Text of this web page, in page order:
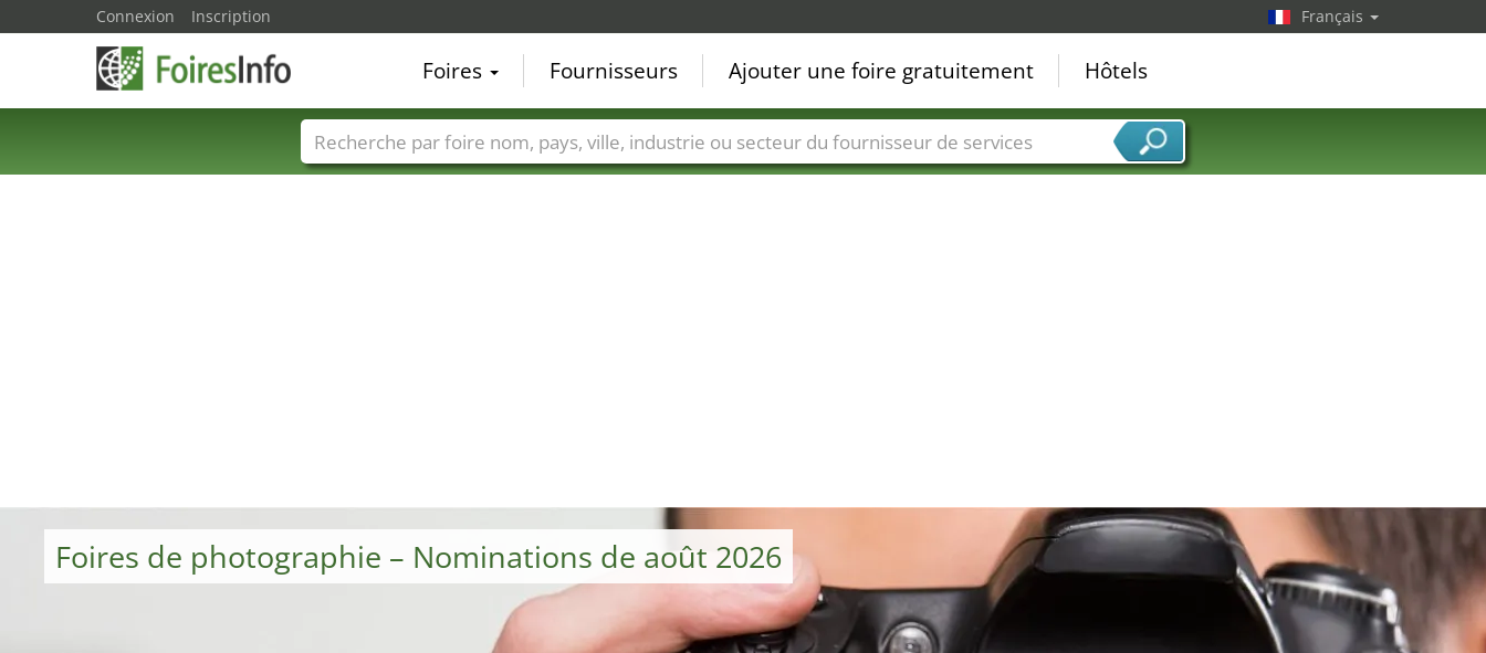
Foires de photographie – Nominations de août 2026
Connexion Inscription Français
Foires Fournisseurs Ajouter une foire gratuitement Hôtels
Foire noms Pays Villes Secteurs de foire Secteurs du fournisseur de services